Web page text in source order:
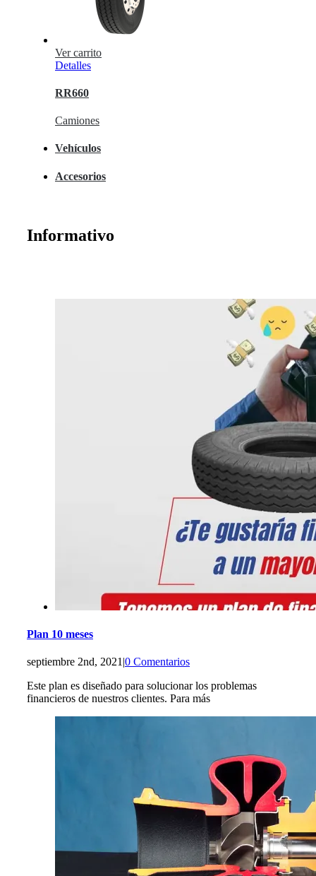
Ver carrito
Detalles
RR660
Camiones
Vehículos
Accesorios
Informativo
Plan 10 meses
septiembre 2nd, 2021 |0 Comentarios
Este plan es diseñado para solucionar los problemas
financieros de nuestros clientes. Para más